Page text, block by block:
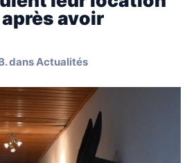
avoir
dansActualités